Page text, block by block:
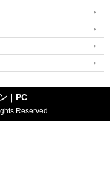
｜ PC
Reserved.